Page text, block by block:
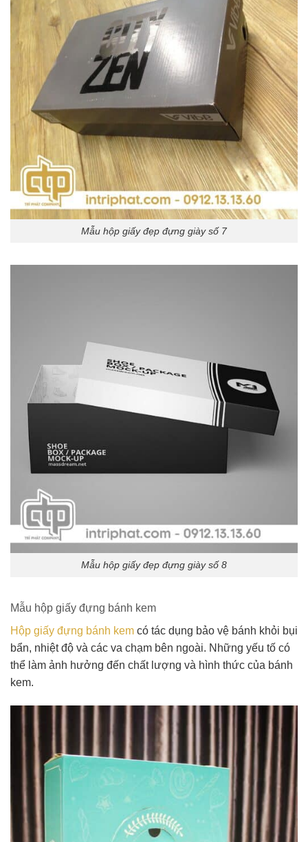
Mẫu hộp giấy đẹp đựng giày số 7
Mẫu hộp giấy đẹp đựng giày số 8
Mẫu hộp giấy đựng bánh kem
Hộp giấy đựng bánh kem có tác dụng bảo vệ bánh khỏi bụi
bẩn, nhiệt độ và các va chạm bên ngoài. Những yếu tố có
thể làm ảnh hưởng đến chất lượng và hình thức của bánh
kem.